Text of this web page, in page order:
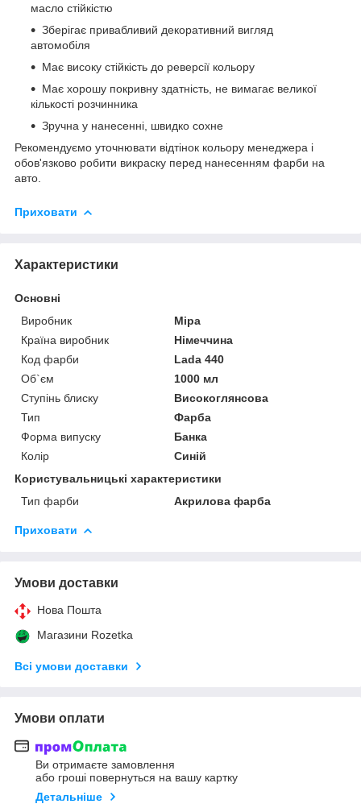
масло стійкістю
Зберігає привабливий декоративний вигляд
автомобіля
Має високу стійкість до реверсії кольору
Має хорошу покривну здатність, не вимагає великої
кількості розчинника
Зручна у нанесенні, швидко сохне
Рекомендуємо уточнювати відтінок кольору менеджера і
обов'язково робити викраску перед нанесенням фарби на
авто.
Приховати
Характеристики
Основні
Виробник
Mipa
Країна виробник
Німеччина
Код фарби
Lada 440
Об`єм
1000 мл
Ступінь блиску
Високоглянсова
Тип
Фарба
Форма випуску
Банка
Колір
Синій
Користувальницькі характеристики
Тип фарби
Акрилова фарба
Приховати
Умови доставки
Нова Пошта
Магазини Rozetka
Всі умови доставки
Умови оплати
Ви отримаєте замовлення
або гроші повернуться на вашу картку
Детальніше